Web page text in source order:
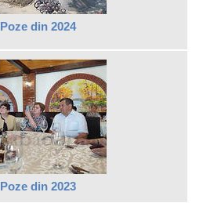
Poze din 2024
Poze din 2023